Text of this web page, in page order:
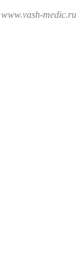
medic.ru